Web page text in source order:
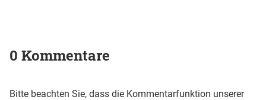
0 Kommentare
Bitte beachten Sie, dass die Kommentarfunktion unserer